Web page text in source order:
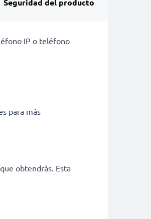
Seguridad del producto
IP o teléfono
para más
obtendrás. Esta